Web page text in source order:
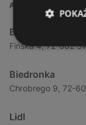
ADRES
Biedronka
Fińska 4, 72-602
Biedronka
Chrobrego 9, 72-
Lidl